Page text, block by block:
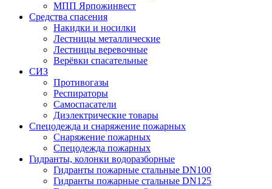
МПП Ярпожинвест
Средства спасения
Накидки и носилки
Лестницы металлические
Лестницы веревочные
Верёвки спасательные
СИЗ
Противогазы
Респираторы
Самоспасатели
Диэлектрические товары
Спецодежда и снаряжение пожарных
Снаряжение пожарных
Спецодежда пожарных
Гидранты, колонки водоразборные
Гидранты пожарные стальные DN100
Гидранты пожарные стальные DN125